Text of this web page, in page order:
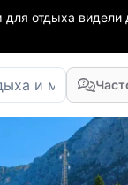
отдыха видели